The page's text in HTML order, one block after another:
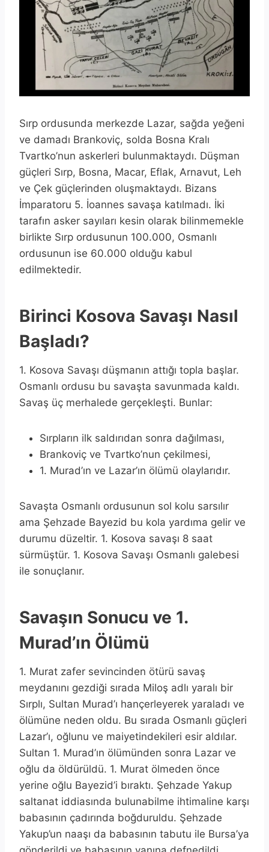
Sırp ordusunda merkezde Lazar, sağda yeğeni
ve damadı Brankoviç, solda Bosna Kralı
Tvartko’nun askerleri bulunmaktaydı. Düşman
güçleri Sırp, Bosna, Macar, Eflak, Arnavut, Leh
ve Çek güçlerinden oluşmaktaydı. Bizans
İmparatoru 5. İoannes savaşa katılmadı. İki
tarafın asker sayıları kesin olarak bilinmemekle
birlikte Sırp ordusunun 100.000, Osmanlı
ordusunun ise 60.000 olduğu kabul
edilmektedir.
Birinci Kosova Savaşı Nasıl
Başladı?
1. Kosova Savaşı düşmanın attığı topla başlar.
Osmanlı ordusu bu savaşta savunmada kaldı.
Savaş üç merhalede gerçekleşti. Bunlar:
Sırpların ilk saldırıdan sonra dağılması,
Brankoviç ve Tvartko’nun çekilmesi,
1. Murad’ın ve Lazar’ın ölümü olaylarıdır.
Savaşta Osmanlı ordusunun sol kolu sarsılır
ama Şehzade Bayezid bu kola yardıma gelir ve
durumu düzeltir. 1. Kosova savaşı 8 saat
sürmüştür. 1. Kosova Savaşı Osmanlı galebesi
ile sonuçlanır.
Savaşın Sonucu ve 1.
Murad’ın Ölümü
1. Murat zafer sevincinden ötürü savaş
meydanını gezdiği sırada Miloş adlı yaralı bir
Sırplı, Sultan Murad’ı hançerleyerek yaraladı ve
ölümüne neden oldu. Bu sırada Osmanlı güçleri
Lazar’ı, oğlunu ve maiyetindekileri esir aldılar.
Sultan 1. Murad’ın ölümünden sonra Lazar ve
oğlu da öldürüldü. 1. Murat ölmeden önce
yerine oğlu Bayezid’i bıraktı. Şehzade Yakup
saltanat iddiasında bulunabilme ihtimaline karşı
babasının çadırında boğduruldu. Şehzade
Yakup’un naaşı da babasının tabutu ile Bursa’ya